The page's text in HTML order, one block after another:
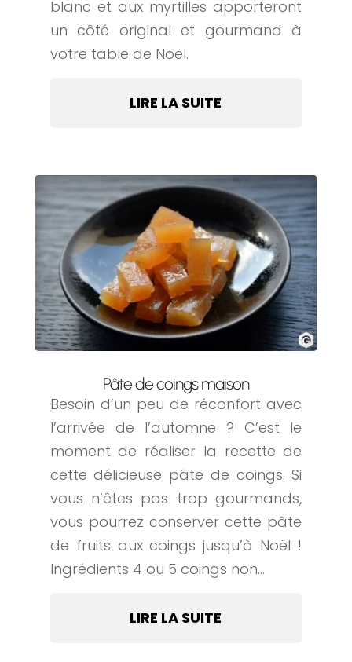
blanc et aux myrtilles apporteront
un côté original et gourmand à
votre table de Noël.
LIRE LA SUITE
Pâte de coings maison
Besoin d’un peu de réconfort avec
l’arrivée de l’automne ? C’est le
moment de réaliser la recette de
cette délicieuse pâte de coings. Si
vous n’êtes pas trop gourmands,
vous pourrez conserver cette pâte
de fruits aux coings jusqu’à Noël !
Ingrédients 4 ou 5 coings non...
LIRE LA SUITE